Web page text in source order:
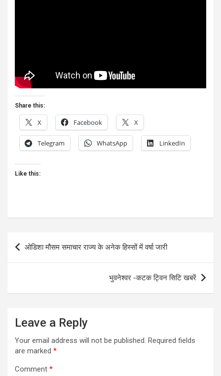
Share this:
X Facebook X
Telegram WhatsApp LinkedIn
Like this:
Post
navigation
ओडिशा मौसम समाचार राज्य के अनेक हिस्सों में वर्षा जारी
भुवनेश्वर -कटक ट्विन सिटि खबरें
Leave a Reply
Your email address will not be published. Required fields
are marked *
Comment *